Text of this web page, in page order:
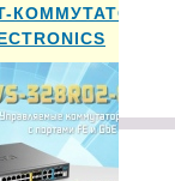
КОММУТАТОРЫ